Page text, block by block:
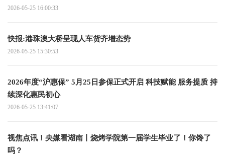
2026-05-25 16:00:33
快报:港珠澳大桥呈现人车货齐增态势
2026-05-25 15:30:53
2026年度“沪惠保” 5月25日参保正式开启 科技赋能 服务提质 持
续深化惠民初心
2026-05-25 13:41:07
视焦点讯！央媒看湖南丨烧烤学院第一届学生毕业了！你馋了
吗？